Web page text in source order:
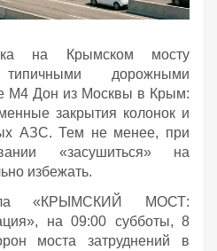
на Крымском мосту
дорожными
М4 Дон из Москвы в Крым:
закрытия колонок и
АЗС. Тем не менее, при
«засушиться» на
избежать.
«КРЫМСКИЙ МОСТ:
на 09:00 субботы, 8
моста затруднений в